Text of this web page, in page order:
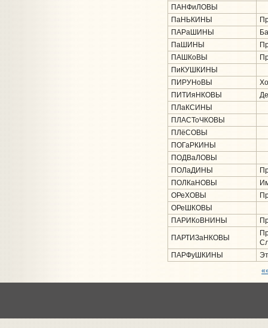
ПАНФиЛОВЫ
ПаНЬКИНЫ
ПАРаШИНЫ
ПаШИНЫ
ПАШКоВЫ
ПиКУШКИНЫ
ПИРУНоВЫ
ПИТИяНКОВЫ
ПЛаКСИНЫ
ПЛАСТоЧКОВЫ
ПЛёСОВЫ
ПОГаРКИНЫ
ПОДВаЛОВЫ
ПОЛаДИНЫ
ПОЛКаНОВЫ
ОРеХОВЫ
ОРеШКОВЫ
ПАРИКоВНИНЫ
ПАРТИЗаНКОВЫ
ПАРФуШКИНЫ